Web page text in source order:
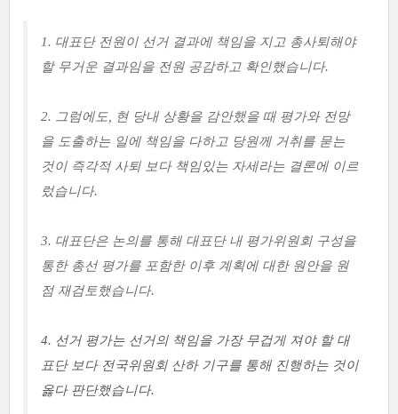
1. 대표단 전원이 선거 결과에 책임을 지고 총사퇴해야
할 무거운 결과임을 전원 공감하고 확인했습니다.
2. 그럼에도, 현 당내 상황을 감안했을 때 평가와 전망
을 도출하는 일에 책임을 다하고 당원께 거취를 묻는
것이 즉각적 사퇴 보다 책임있는 자세라는 결론에 이르
렀습니다.
3. 대표단은 논의를 통해 대표단 내 평가위원회 구성을
통한 총선 평가를 포함한 이후 계획에 대한 원안을 원
점 재검토했습니다.
4. 선거 평가는 선거의 책임을 가장 무겁게 져야 할 대
표단 보다 전국위원회 산하 기구를 통해 진행하는 것이
옳다 판단했습니다.